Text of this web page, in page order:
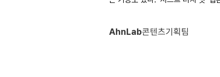
AhnLab콘텐츠기획팀